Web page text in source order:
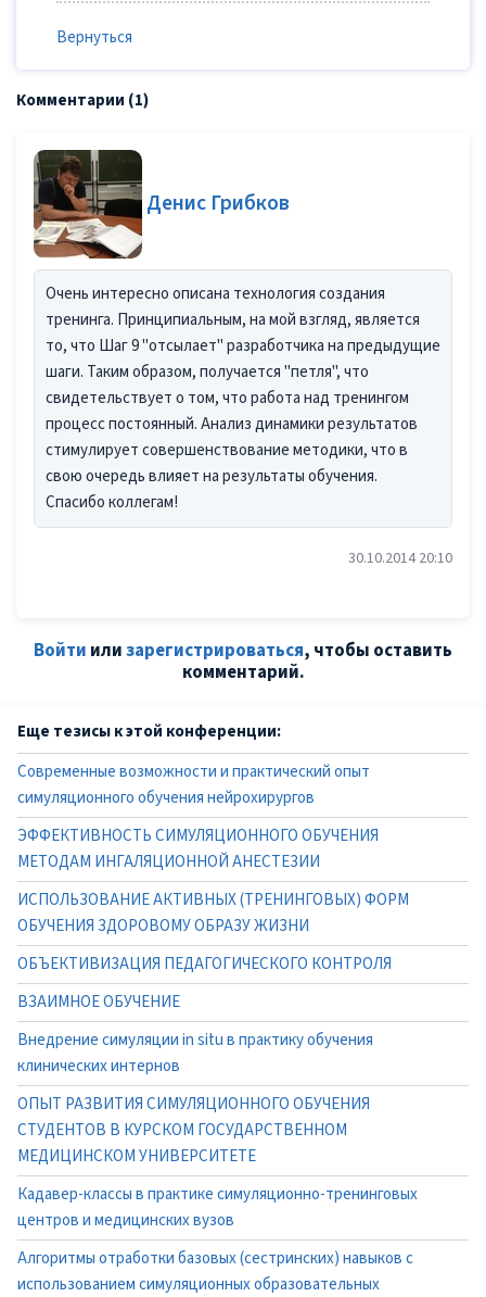
Вернуться
Комментарии (1)
Денис Грибков
Очень интересно описана технология создания
тренинга. Принципиальным, на мой взгляд, является
то, что Шаг 9 "отсылает" разработчика на предыдущие
шаги. Таким образом, получается "петля", что
свидетельствует о том, что работа над тренингом
процесс постоянный. Анализ динамики результатов
стимулирует совершенствование методики, что в
свою очередь влияет на результаты обучения.
Спасибо коллегам!
30.10.2014 20:10
Войти илизарегистрироваться, чтобы оставить
комментарий.
Еще тезисы к этой конференции:
Современные возможности и практический опыт
симуляционного обучения нейрохирургов
ЭФФЕКТИВНОСТЬ СИМУЛЯЦИОННОГО ОБУЧЕНИЯ
МЕТОДАМ ИНГАЛЯЦИОННОЙ АНЕСТЕЗИИ
ИСПОЛЬЗОВАНИЕ АКТИВНЫХ (ТРЕНИНГОВЫХ) ФОРМ
ОБУЧЕНИЯ ЗДОРОВОМУ ОБРАЗУ ЖИЗНИ
ОБЪЕКТИВИЗАЦИЯ ПЕДАГОГИЧЕСКОГО КОНТРОЛЯ
ВЗАИМНОЕ ОБУЧЕНИЕ
Внедрение симуляции in situ в практику обучения
клинических интернов
ОПЫТ РАЗВИТИЯ СИМУЛЯЦИОННОГО ОБУЧЕНИЯ
СТУДЕНТОВ В КУРСКОМ ГОСУДАРСТВЕННОМ
МЕДИЦИНСКОМ УНИВЕРСИТЕТЕ
Кадавер-классы в практике симуляционно-тренинговых
центров и медицинских вузов
Алгоритмы отработки базовых (сестринских) навыков с
использованием симуляционных образовательных